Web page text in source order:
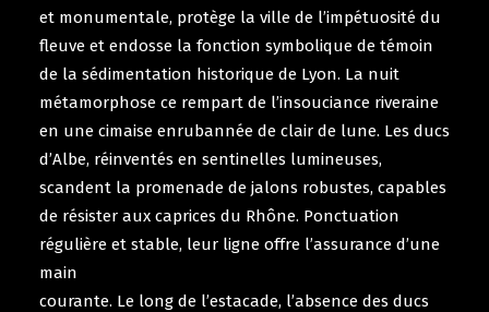
et monumentale, protège la ville de l’impétuosité du
fleuve et endosse la fonction symbolique de témoin
de la sédimentation historique de Lyon. La nuit
métamorphose ce rempart de l’insouciance riveraine
en une cimaise enrubannée de clair de lune. Les ducs
d’Albe, réinventés en sentinelles lumineuses,
scandent la promenade de jalons robustes, capables
de résister aux caprices du Rhône. Ponctuation
régulière et stable, leur ligne offre l’assurance d’une
main
courante. Le long de l’estacade, l’absence des ducs